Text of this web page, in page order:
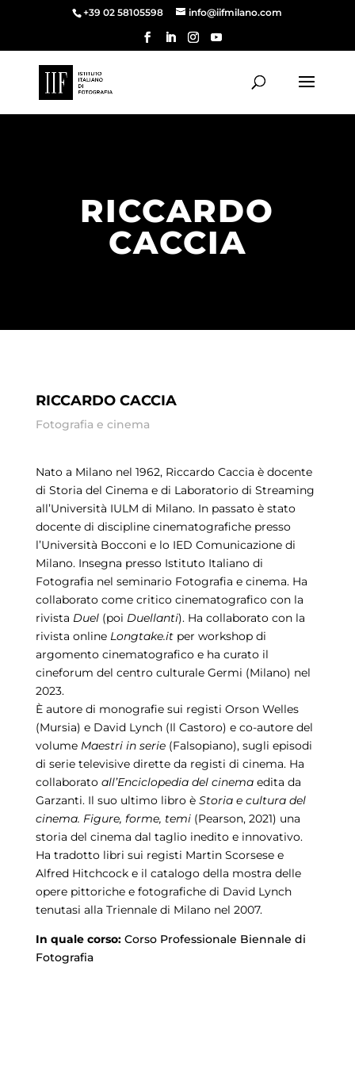
+39 02 58105598 info@iifmilano.com
RICCARDO
CACCIA
RICCARDO CACCIA
Fotografia e cinema
Nato a Milano nel 1962, Riccardo Caccia è docente
di Storia del Cinema e di Laboratorio di Streaming
all’Università IULM di Milano. In passato è stato
docente di discipline cinematografiche presso
l’Università Bocconi e lo IED Comunicazione di
Milano. Insegna presso Istituto Italiano di
Fotografia nel seminario Fotografia e cinema. Ha
collaborato come critico cinematografico con la
rivista Duel (poi Duellanti). Ha collaborato con la
rivista online Longtake.it per workshop di
argomento cinematografico e ha curato il
cineforum del centro culturale Germi (Milano) nel
2023.
È autore di monografie sui registi Orson Welles
(Mursia) e David Lynch (Il Castoro) e co-autore del
volume Maestri in serie (Falsopiano), sugli episodi
di serie televisive dirette da registi di cinema. Ha
collaborato all’Enciclopedia del cinema edita da
Garzanti. Il suo ultimo libro è Storia e cultura del
cinema. Figure, forme, temi (Pearson, 2021) una
storia del cinema dal taglio inedito e innovativo.
Ha tradotto libri sui registi Martin Scorsese e
Alfred Hitchcock e il catalogo della mostra delle
opere pittoriche e fotografiche di David Lynch
tenutasi alla Triennale di Milano nel 2007.
In quale corso: Corso Professionale Biennale di
Fotografia